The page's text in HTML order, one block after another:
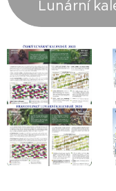
Lunární